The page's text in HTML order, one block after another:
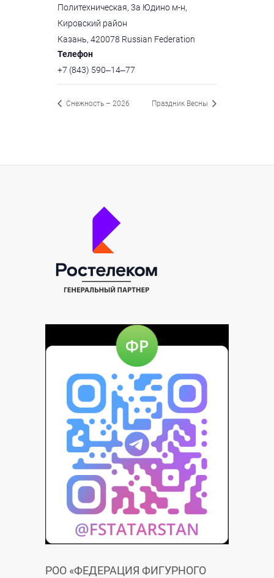
Политехническая, 3а Юдино м-н,
Кировский район
Казань, 420078 Russian Federation
Телефон
+7 (843) 590‒14‒77
Снежность – 2026 Праздник Весны
РОО «ФЕДЕРАЦИЯ ФИГУРНОГО